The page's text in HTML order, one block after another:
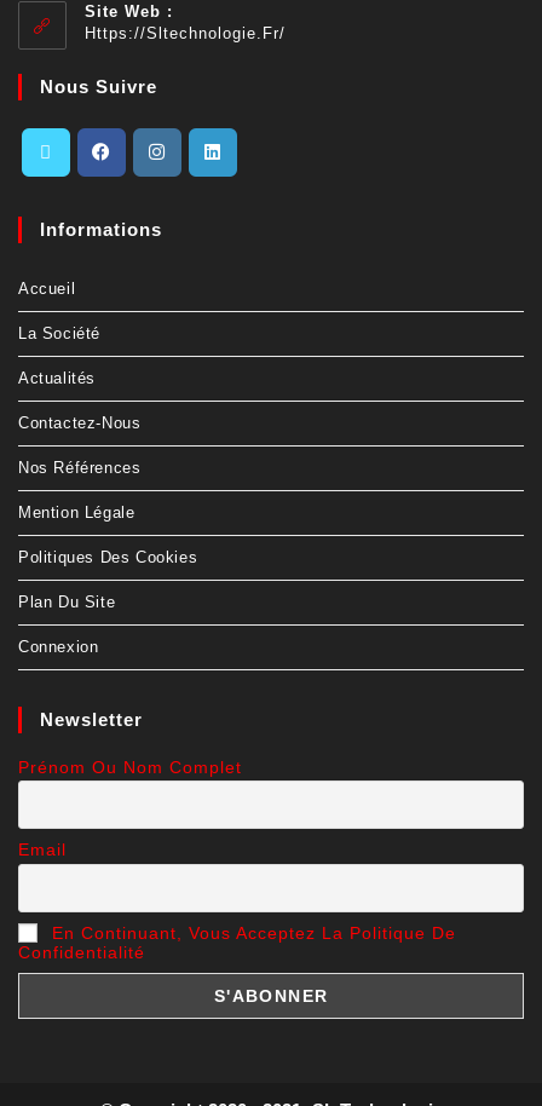
Site Web :
Https://sltechnologie.fr/
Nous Suivre
Informations
Accueil
La Société
Actualités
Contactez-Nous
Nos Références
Mention Légale
Politiques Des Cookies
Plan Du Site
Connexion
Newsletter
Prénom Ou Nom Complet
Email
En Continuant, Vous Acceptez La Politique De
Confidentialité